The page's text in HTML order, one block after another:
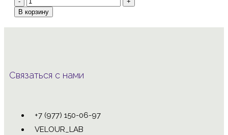
В корзину
Связаться с нами
+7 (977) 150-06-97
VELOUR_LAB